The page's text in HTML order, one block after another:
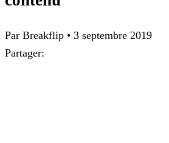
Par Breakflip • 3 septembre 2019
Partager: